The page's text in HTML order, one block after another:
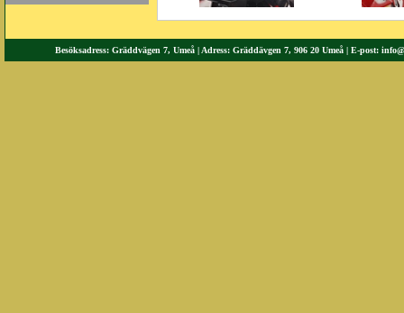
Besöksadress: Gräddvägen 7, Umeå | Adress: Gräddävgen 7, 906 20 Umeå | E-post: